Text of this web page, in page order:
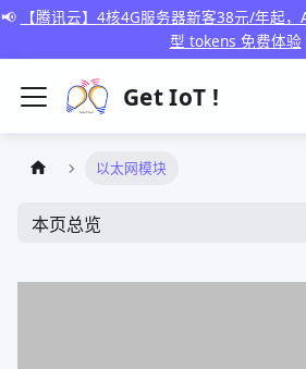
📢
【腾讯云】4核4G服务器新客38元/年起
型 tokens 免费体验
Get IoT !
以太网模块
本页总览